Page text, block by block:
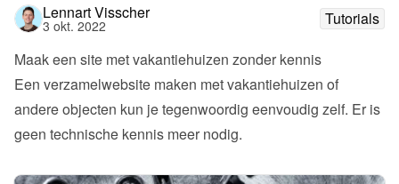
Lennart Visscher
3 okt. 2022
Tutorials
Maak een site met vakantiehuizen zonder kennis
Een verzamelwebsite maken met vakantiehuizen of
andere objecten kun je tegenwoordig eenvoudig zelf. Er is
geen technische kennis meer nodig.